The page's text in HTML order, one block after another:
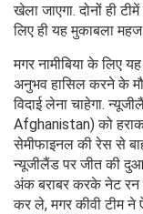
खेला जाएगा. दोनों ही
लिए ही यह मुकाबला
मगर नामीबिया के लिए
अनुभव हासिल करने के
विदाई लेना चाहेगा.
Afghanistan) को
सेमीफाइनल की रेस से
न्‍यूजीलैंड पर जीत की दुआ
अंक बराबर करके नेट रन
कर ले, मगर कीवी टीम ने